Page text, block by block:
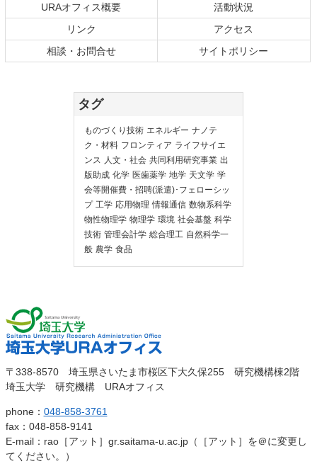
URAオフィス概要
活動状況
リンク
アクセス
相談・お問合せ
サイトポリシー
タグ
ものづくり技術 エネルギー ナノテ
ク・材料 フロンティア ライフサイエ
ンス
人文・社会 共同利用研究事業 出
版助成 化学 医歯薬学 地学 天文学 学
会等開催費・招聘(派遣)･フェローシッ
プ 工学 応用物理 情報通信 数物系科学
物性物理学 物理学 環境 社会基盤 科学
技術 管理会計学 総合理工 自然科学一
般 農学 食品
埼玉大
学
埼玉大学URAオ
フィス
〒338-8570 埼玉県さいたま市桜区下大久保255 研究機構棟2階
埼玉大学 研究機構 URAオフィス
phone： 048-858-3761
fax：048-858-9141
E-mail：rao［アット］gr.saitama-u.ac.jp（［アット］を＠に変更し
てください。）